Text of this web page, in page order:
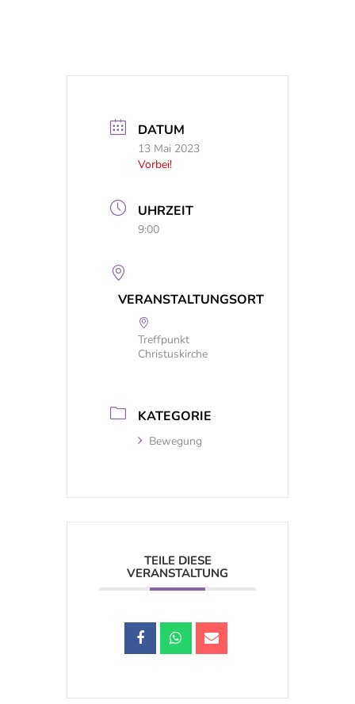
DATUM
13 Mai 2023
Vorbei!
UHRZEIT
9:00
VERANSTALTUNGSORT
Treffpunkt
Christuskirche
KATEGORIE
Bewegung
TEILE DIESE
VERANSTALTUNG